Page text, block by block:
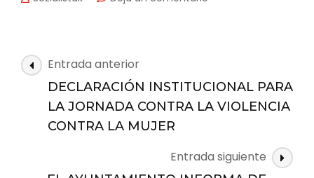
Navegación
de
entradas
Entrada anterior
DECLARACIÓN INSTITUCIONAL PARA
LA JORNADA CONTRA LA VIOLENCIA
CONTRA LA MUJER
Entrada siguiente